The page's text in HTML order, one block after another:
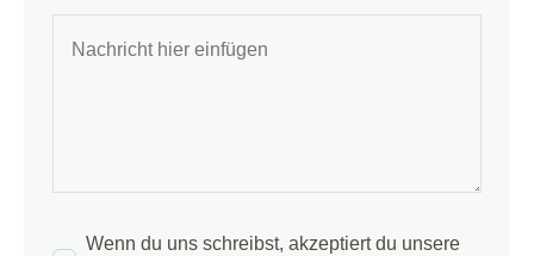
Wenn du uns schreibst, akzeptiert du unsere